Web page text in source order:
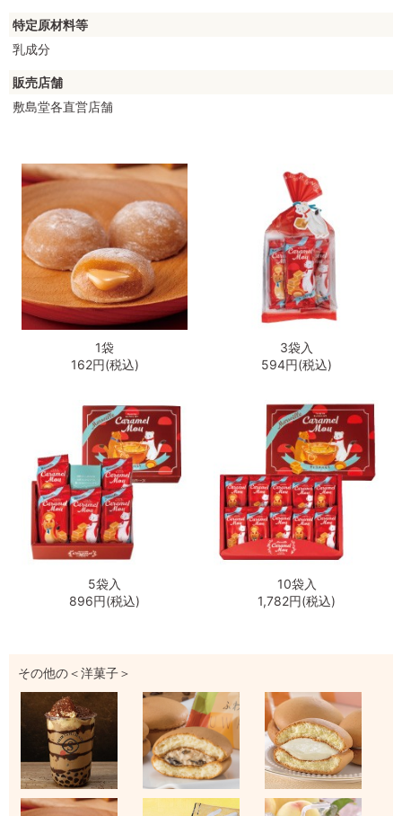
特定原材料等
乳成分
販売店舗
敷島堂各直営店舗
1袋
162円(税込)
3袋入
594円(税込)
5袋入
896円(税込)
10袋入
1,782円(税込)
その他の＜洋菓子＞